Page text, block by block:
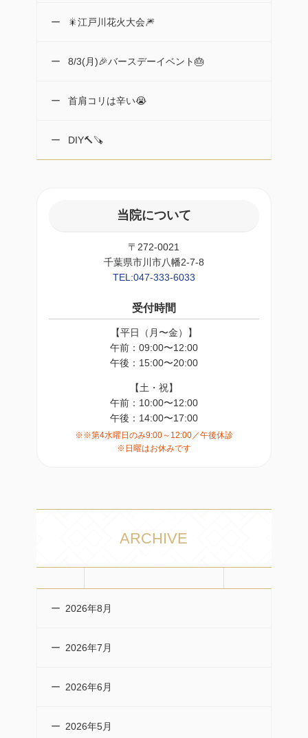
🎇江戸川花火大会🎆
8/3(月)🎉バースデーイベント🎂
首肩コリは辛い😭
DIY🔨🪚
当院について
〒272-0021
千葉県市川市八幡2-7-8
TEL:047-333-6033
受付時間
【平日（月〜金）】
午前：09:00〜12:00
午後：15:00〜20:00
【土・祝】
午前：10:00〜12:00
午後：14:00〜17:00
※※第4水曜日のみ9:00～12:00／午後休診
※日曜はお休みです
ARCHIVE
2026年8月
2026年7月
2026年6月
2026年5月